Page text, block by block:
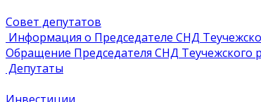
Совет депутатов
Информация о Председателе СНД
Обращение Председателя СНД Теучежского
Депутаты